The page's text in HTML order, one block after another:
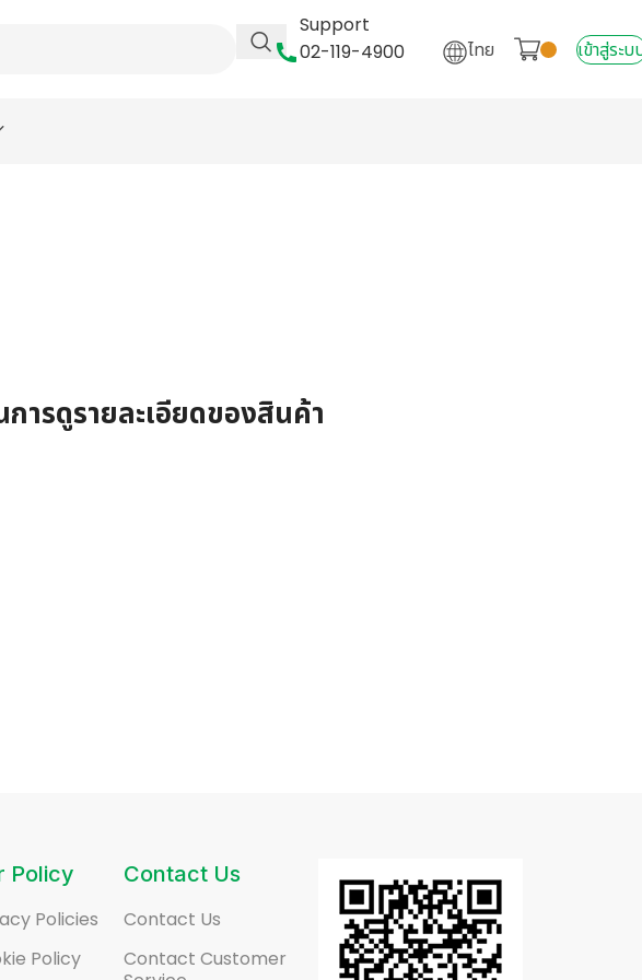
Support
02-119-4900
ไทย เข้าสู่ระบ
ารดูรายละเอียดของสินค้า
Policy
Policies
Policy
Contact Us
Contact Us
Contact Customer